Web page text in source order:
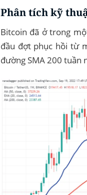
Phân tích kỹ
Bitcoin đã ở trong
đầu đợt phục hồi từ
đường SMA 200 tuần